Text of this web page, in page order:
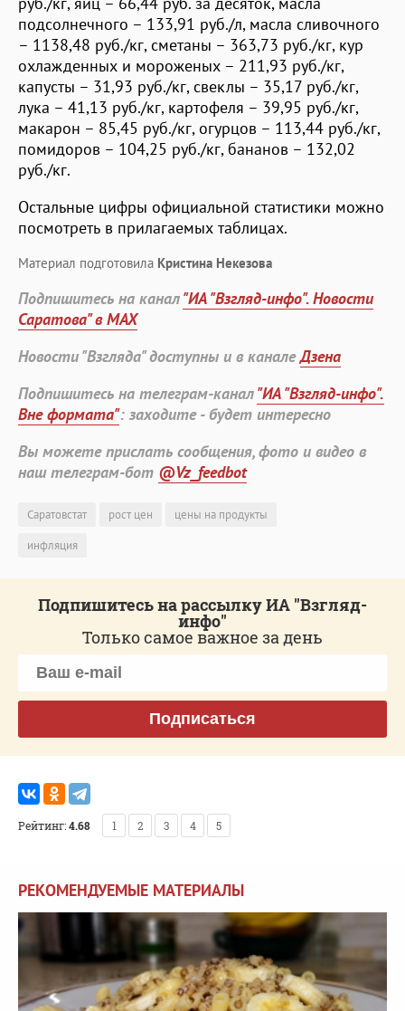
подсолнечного – 133,91 руб./л, масла сливочного
– 1138,48 руб./кг, сметаны – 363,73 руб./кг, кур
охлажденных и мороженых – 211,93 руб./кг,
капусты – 31,93 руб./кг, свеклы – 35,17 руб./кг,
лука – 41,13 руб./кг, картофеля – 39,95 руб./кг,
макарон – 85,45 руб./кг, огурцов – 113,44 руб./кг,
помидоров – 104,25 руб./кг, бананов – 132,02
руб./кг.
Остальные цифры официальной статистики можно
посмотреть в прилагаемых таблицах.
Материал подготовила Кристина Некезова
Подпишитесь на канал"ИА "Взгляд-инфо". Новости
Саратова" в MAX
Новости "Взгляда" доступны и в каналеДзена
Подпишитесь на телеграм-канал"ИА "Взгляд-инфо".
Вне формата": заходите - будет интересно
Вы можете прислать сообщения, фото и видео в
наш телеграм-бот @Vz_feedbot
Саратовстат рост цен
цены на продукты
инфляция
Подпишитесь на рассылку ИА "Взгляд-
инфо"
Только самое важное за день
Подписаться
Рейтинг:4.68 1 2 3 4 5
РЕКОМЕНДУЕМЫЕ МАТЕРИАЛЫ